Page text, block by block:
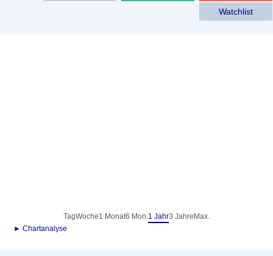
Watchlist
TagWoche1 Monat6 Mon.1 Jahr3 Jahre Max.
► Chartanalyse